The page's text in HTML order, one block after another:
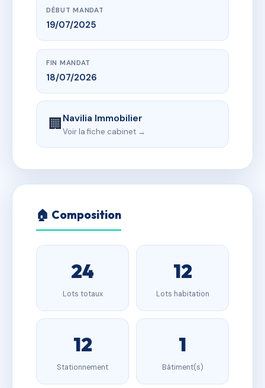
DÉBUT MANDAT
19/07/2025
FIN MANDAT
18/07/2026
🏢Navilia Immobilier
Voir la fiche cabinet →
🏠 Composition
24
Lots totaux
12
Lots habitation
12
Stationnement
1
Bâtiment(s)